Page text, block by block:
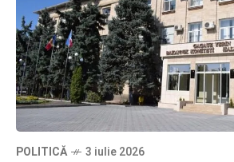
POLITICĂ 3 iulie 2026